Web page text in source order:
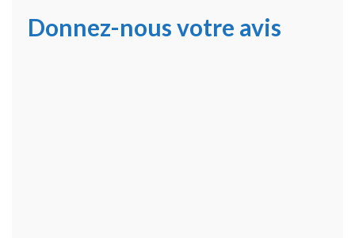
Donnez-nous votre avis